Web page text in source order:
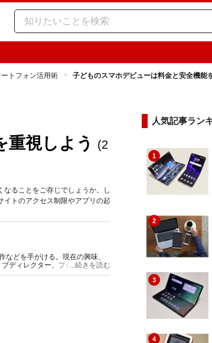
ートフォン活用術 子どものスマホデビューは料金と安全機能
重視しよう
(2
ることをご存じでしょうか。し
トのアクセス制限やアプリの起
どを手がける。現在の興味、
ディレクター、プロデューサー
...続きを読む
人気記事ラン
1
2
3
4